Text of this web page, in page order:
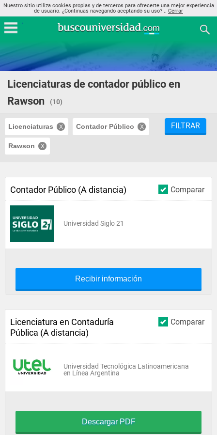
Nuestro sitio utiliza cookies propias y de terceros para ofrecerte una mejor experiencia
de usuario. ¿Continuas navegando aceptando su uso? .. Cerrar
Licenciaturas de contador público en
Rawson
(10)
Licenciaturas Contador Público
Rawson
FILTRAR
Comparar
Contador Público (A distancia)
Universidad Siglo 21
Recibir información
Comparar
Licenciatura en Contaduría
Pública (A distancia)
Universidad Tecnológica Latinoamericana
en Línea Argentina
Descargar PDF